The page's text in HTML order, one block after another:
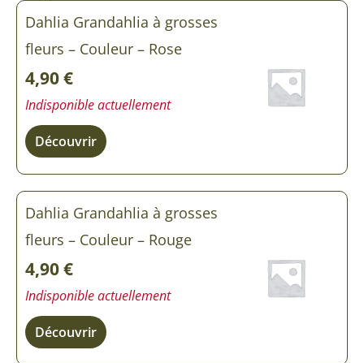
Dahlia Grandahlia à grosses
fleurs – Couleur – Rose
4,90€
Indisponible actuellement
Découvrir
Dahlia Grandahlia à grosses
fleurs – Couleur – Rouge
4,90€
Indisponible actuellement
Découvrir